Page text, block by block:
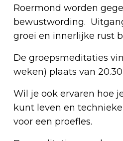
Roermond worden
bewustwording.
groei en innerlijke rust
​De groepsmeditaties
weken) plaats van 20.30
Wil je ook ervaren hoe
kunt leven en
voor een proefles.